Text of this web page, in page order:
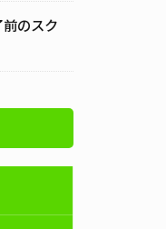
のスク